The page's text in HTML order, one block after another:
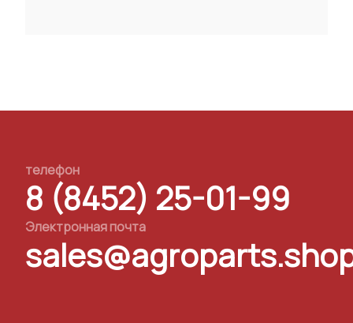
телефон
8 (8452) 25-01-99
Электронная почта